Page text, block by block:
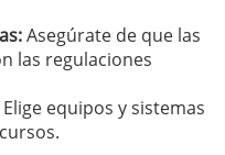
Asegúrate de que las
las regulaciones
Elige equipos y sistemas